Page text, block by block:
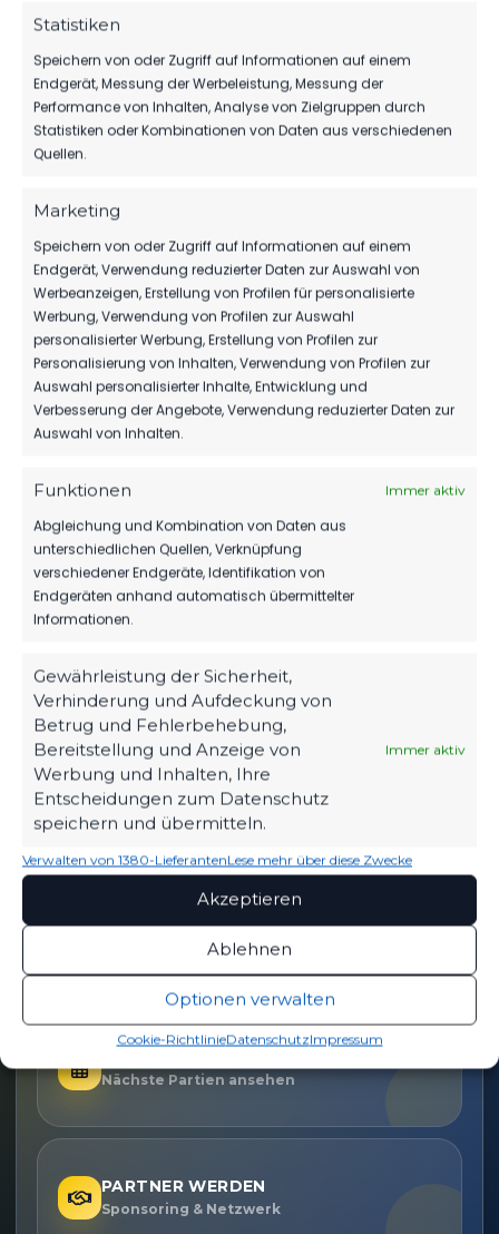
Statistiken
Speichern von oder Zugriff auf Informationen auf einem
Endgerät, Messung der Werbeleistung, Messung der
Performance von Inhalten, Analyse von Zielgruppen durch
Statistiken oder Kombinationen von Daten aus verschiedenen
Quellen.
Marketing
Speichern von oder Zugriff auf Informationen auf einem
Endgerät, Verwendung reduzierter Daten zur Auswahl von
Werbeanzeigen, Erstellung von Profilen für personalisierte
Werbung, Verwendung von Profilen zur Auswahl
personalisierter Werbung, Erstellung von Profilen zur
Personalisierung von Inhalten, Verwendung von Profilen zur
Auswahl personalisierter Inhalte, Entwicklung und
Verbesserung der Angebote, Verwendung reduzierter Daten zur
Auswahl von Inhalten.
Funktionen Immer aktiv
Abgleichung und Kombination von Daten aus
unterschiedlichen Quellen, Verknüpfung
verschiedener Endgeräte, Identifikation von
Endgeräten anhand automatisch übermittelter
Informationen.
Gewährleistung der Sicherheit,
Verhinderung und Aufdeckung von
Betrug und Fehlerbehebung,
Bereitstellung und Anzeige von
Werbung und Inhalten, Ihre
Entscheidungen zum Datenschutz
speichern und übermitteln.
Immer aktiv
Verwalten von 1380-LieferantenLese mehr über diese Zwecke
Akzeptieren
Ablehnen
Optionen verwalten
Cookie-RichtlinieDatenschutzImpressum
KLASSENERHALT
186
31. Juli 2026
SPONSOREN
REST GMBH WEITER AN DER SEITE
UNSERES FSV 63!
27. Juli 2026 112
OFFIZIELLE VEREINSSEITE
DEIN HEIMSPIEL. DEIN FSV.
Tickets, Spielplan, News und Vereinsinfos – alles
TICKETS
Eintrittspreise & Spieltag
Nächste Partien ansehen
PARTNER WERDEN
Sponsoring & Netzwerk